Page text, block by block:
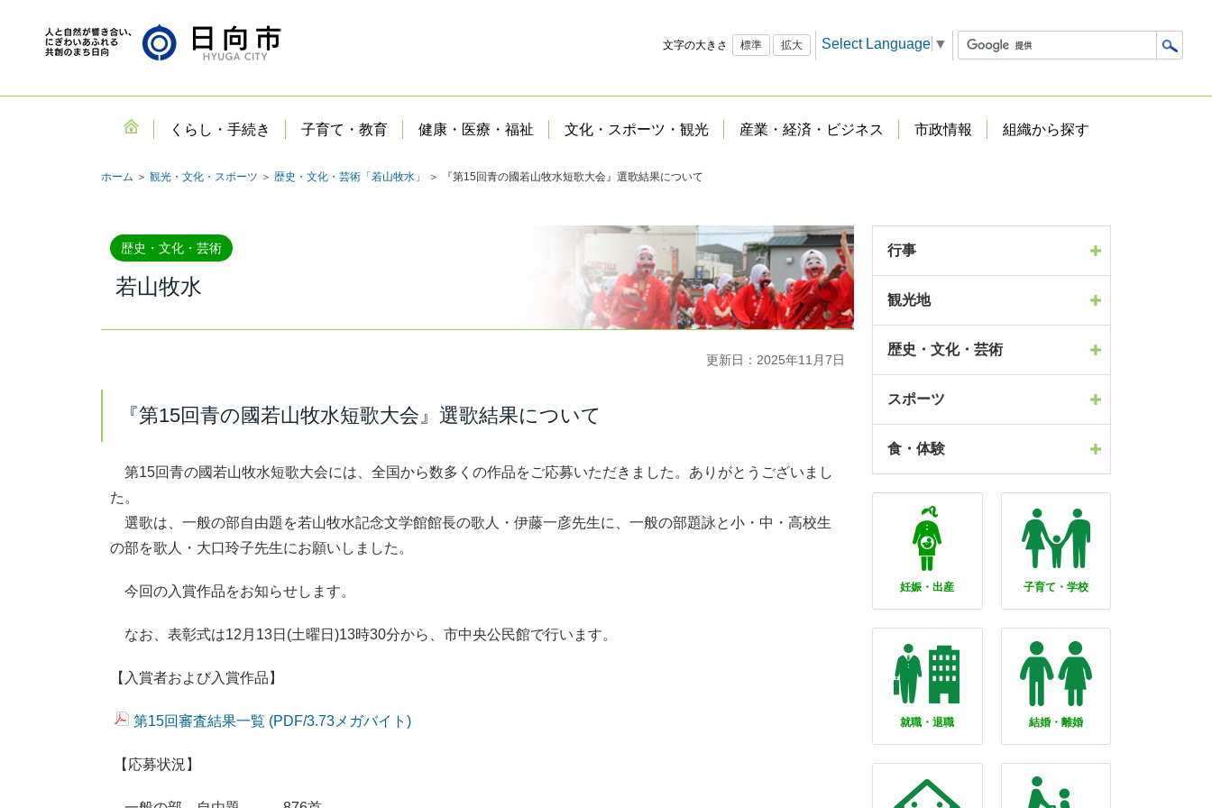
文字の大きさ 標準 拡大 Select Language ▼
くらし・手続き 子育て・教育 健康・医療・福祉 文化・スポーツ・観光 産業・経済・ビジネス 市政情報 組織から探す
ホーム ＞ 観光・文化・スポーツ ＞ 歴史・文化・芸術「若山牧水」 ＞ 『第15回青の國若山牧水短歌大会』選歌結果について
歴史・文化・芸術
若山牧水
更新日：2025年11月7日
『第15回青の國若山牧水短歌大会』選歌結果について
第15回青の國若山牧水短歌大会には、全国から数多くの作品をご応募いただきました。ありがとうございまし
た。
選歌は、一般の部自由題を若山牧水記念文学館館長の歌人・伊藤一彦先生に、一般の部題詠と小・中・高校生
の部を歌人・大口玲子先生にお願いしました。
今回の入賞作品をお知らせします。
なお、表彰式は12月13日(土曜日)13時30分から、市中央公民館で行います。
【入賞者および入賞作品】
第15回審査結果一覧 (PDF/3.73メガバイト)
【応募状況】
行事
観光地
歴史・文化・芸術
スポーツ
食・体験
妊娠・出産 子育て・学校
就職・退職 結婚・離婚